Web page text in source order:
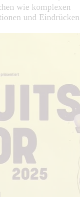
wie komplexen
und